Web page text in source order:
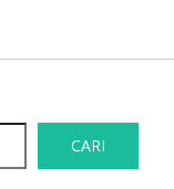
CARI